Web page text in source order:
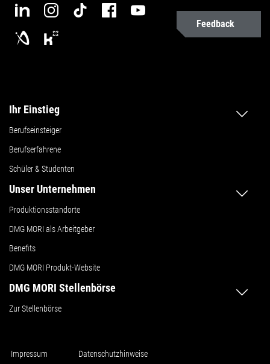
Feedback
Ihr Einstieg
Berufseinsteiger
Berufserfahrene
Schüler & Studenten
Unser Unternehmen
Produktionsstandorte
DMG MORI als Arbeitgeber
Benefits
DMG MORI Produkt-Website
DMG MORI Stellenbörse
Zur Stellenbörse
Impressum Datenschutzhinweise